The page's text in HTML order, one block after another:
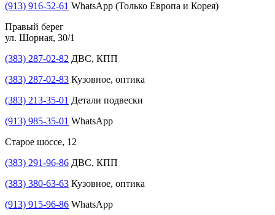
(913) 916-52-61 WhatsApp (Только Европа и Корея)
Правый берег
ул. Шорная, 30/1
(383) 287-02-82 ДВС, КПП
(383) 287-02-83 Кузовное, оптика
(383) 213-35-01 Детали подвески
(913) 985-35-01 WhatsApp
Старое шоссе, 12
(383) 291-96-86 ДВС, КПП
(383) 380-63-63 Кузовное, оптика
(913) 915-96-86 WhatsApp